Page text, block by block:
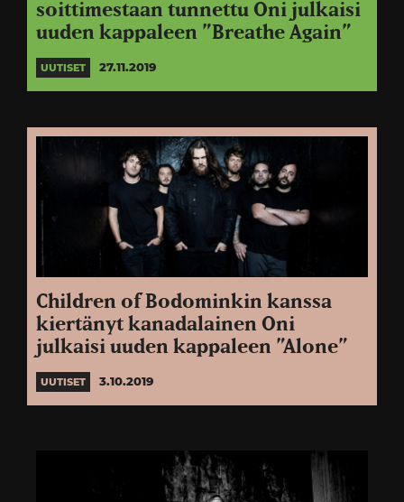
soittimestaan tunnettu Oni julkaisi
uuden kappaleen ”Breathe Again”
UUTISET 27.11.2019
Children of Bodominkin kanssa
kiertänyt kanadalainen Oni
julkaisi uuden kappaleen ”Alone”
UUTISET 3.10.2019